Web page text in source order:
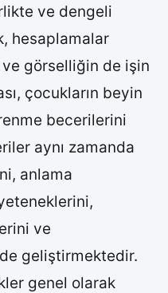
ve dengeli
hesaplamalar
ve görselliğin de işin
çocukların beyin
becerilerini
aynı zamanda
anlama
ve
geliştirmektedir.
genel olarak